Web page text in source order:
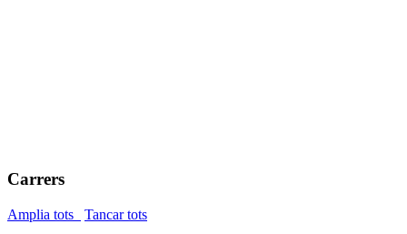
Carrers
Amplia tots Tancar tots